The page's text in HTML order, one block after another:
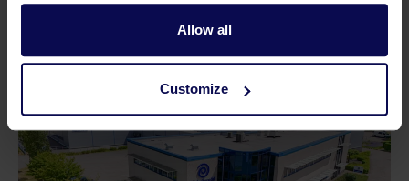
Allow all
Customize
Verkoopeenheid
st